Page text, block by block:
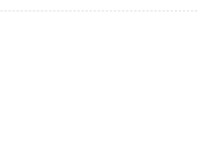
政策解读 回应关切